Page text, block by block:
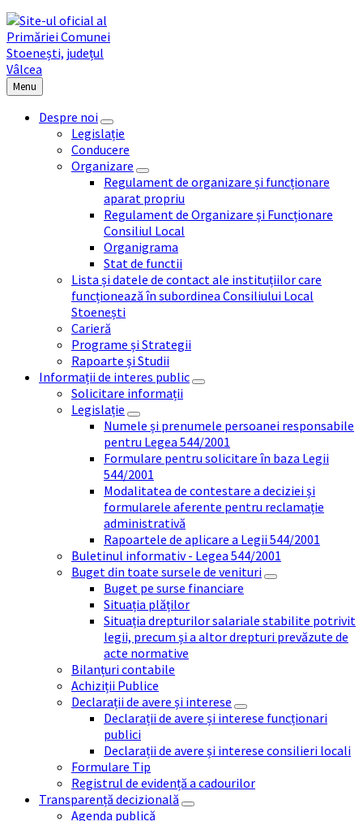
Menu
Despre noi
Legislație
Conducere
Organizare
Regulament de organizare și funcționare
aparat propriu
Regulament de Organizare și Funcționare
Consiliul Local
Organigrama
Stat de functii
Lista și datele de contact ale instituțiilor care
funcționează în subordinea Consiliului Local
Stoenești
Carieră
Programe și Strategii
Rapoarte și Studii
Informații de interes public
Solicitare informații
Legislație
Numele și prenumele persoanei responsabile
pentru Legea 544/2001
Formulare pentru solicitare în baza Legii
544/2001
Modalitatea de contestare a deciziei și
formularele aferente pentru reclamație
administrativă
Rapoartele de aplicare a Legii 544/2001
Buletinul informativ - Legea 544/2001
Buget din toate sursele de venituri
Buget pe surse financiare
Situația plăților
Situația drepturilor salariale stabilite potrivit
legii, precum și a altor drepturi prevăzute de
acte normative
Bilanțuri contabile
Achiziții Publice
Declarații de avere și interese
Declarații de avere și interese funcționari
publici
Declarații de avere și interese consilieri locali
Formulare Tip
Registrul de evidență a cadourilor
Transparență decizională
Agenda publică